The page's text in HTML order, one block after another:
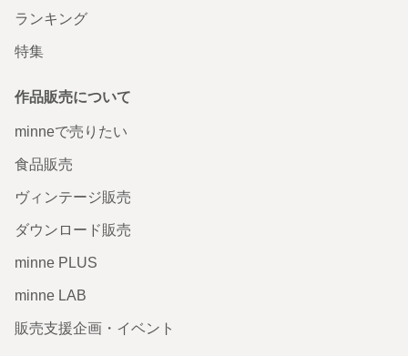
ランキング
特集
作品販売について
minneで売りたい
食品販売
ヴィンテージ販売
ダウンロード販売
minne PLUS
minne LAB
販売支援企画・イベント